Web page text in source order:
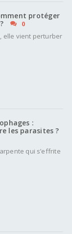
protéger
0
elle vient perturber
:
les parasites ?
qui s’effrite